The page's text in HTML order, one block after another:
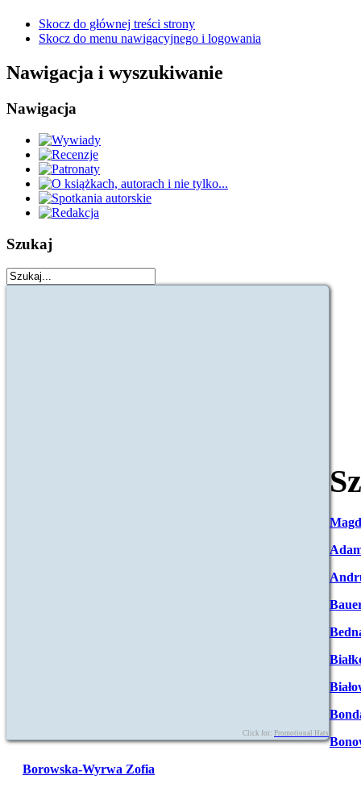
Skocz do głównej treści strony
Skocz do menu nawigacyjnego i logowania
Nawigacja i wyszukiwanie
Nawigacja
Szukaj
Click for: Promotional Hats
Borowska-Wyrwa Zofia